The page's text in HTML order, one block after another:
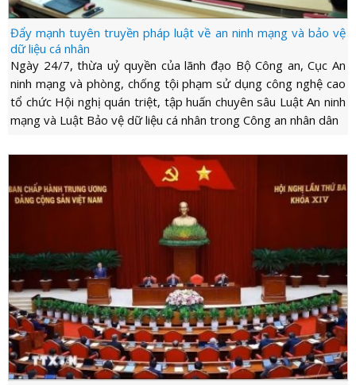
Đẩy mạnh tuyên truyền pháp luật về an ninh mạng và bảo vệ
dữ liệu cá nhân
Ngày 24/7, thừa uỷ quyền của lãnh đạo Bộ Công an, Cục An
ninh mạng và phòng, chống tội phạm sử dụng công nghệ cao
tổ chức Hội nghị quán triệt, tập huấn chuyên sâu Luật An ninh
mạng và Luật Bảo vệ dữ liệu cá nhân trong Công an nhân dân